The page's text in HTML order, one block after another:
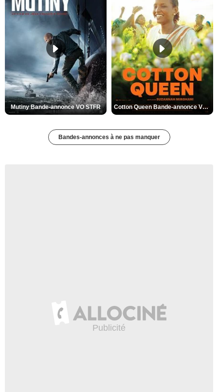
Mutiny Bande-annonce VO STFR Cotton Queen Bande-annonce VO STFR
Bandes-annonces à ne pas manquer